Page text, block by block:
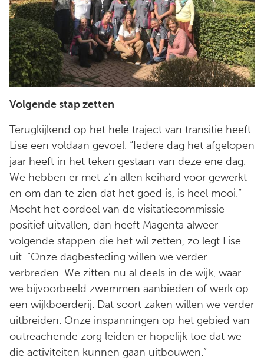
Volgende stap zetten
Terugkijkend op het hele traject van transitie heeft
Lise een voldaan gevoel. “Iedere dag het afgelopen
jaar heeft in het teken gestaan van deze ene dag.
We hebben er met z’n allen keihard voor gewerkt
en om dan te zien dat het goed is, is heel mooi.”
Mocht het oordeel van de visitatiecommissie
positief uitvallen, dan heeft Magenta alweer
volgende stappen die het wil zetten, zo legt Lise
uit. “Onze dagbesteding willen we verder
verbreden. We zitten nu al deels in de wijk, waar
we bijvoorbeeld zwemmen aanbieden of werk op
een wijkboerderij. Dat soort zaken willen we verder
uitbreiden. Onze inspanningen op het gebied van
outreachende zorg leiden er hopelijk toe dat we
die activiteiten kunnen gaan uitbouwen.”